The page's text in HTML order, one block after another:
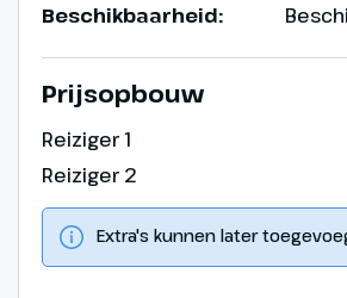
Beschikbaarheid:
Prijsopbouw
Reiziger 1
Reiziger 2
Extra's kunnen later